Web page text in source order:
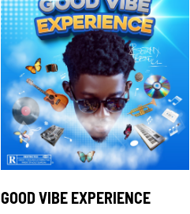
GOOD VIBE EXPERIENCE